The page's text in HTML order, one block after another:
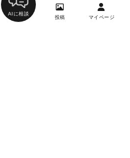
AIに相談
投稿 マイページ